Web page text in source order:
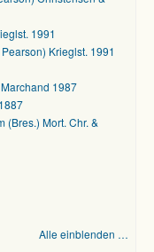
1991
Krieglst. 1991
1987
(Bres.) Mort. Chr. &
Alle einblenden …